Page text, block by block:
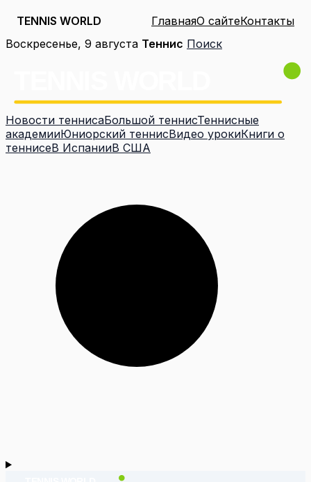
TENNIS WORLD ГлавнаяО сайтеКонтакты
Перейти
Воскресенье, 9 августа Теннис Поиск
Новости теннисаБольшой теннисТеннисные
академииЮниорский теннисВидео урокиКниги о
теннисеВ ИспанииВ США